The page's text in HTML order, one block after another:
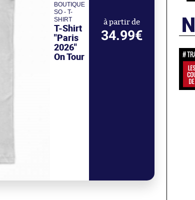
BOUTIQUE
SO - T-
SHIRT
T-Shirt
"Paris
2026"
On Tour
à partir de
34.99€